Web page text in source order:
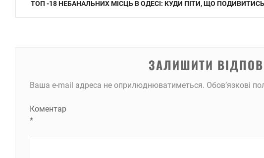
ТОП -18 НЕБАНАЛЬНИХ МІСЦЬ В ОДЕСІ: КУДИ ПІТИ, ЩО ПОДИВИТИСЬ
ЗАЛИШИТИ
Ваша e-mail адреса не оприлюднюватиметься. Обов’язкові
Коментар
*